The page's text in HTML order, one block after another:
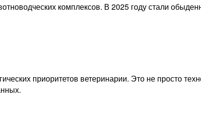
комплексов. В 2025 году стали
приоритетов ветеринарии. Это не просто